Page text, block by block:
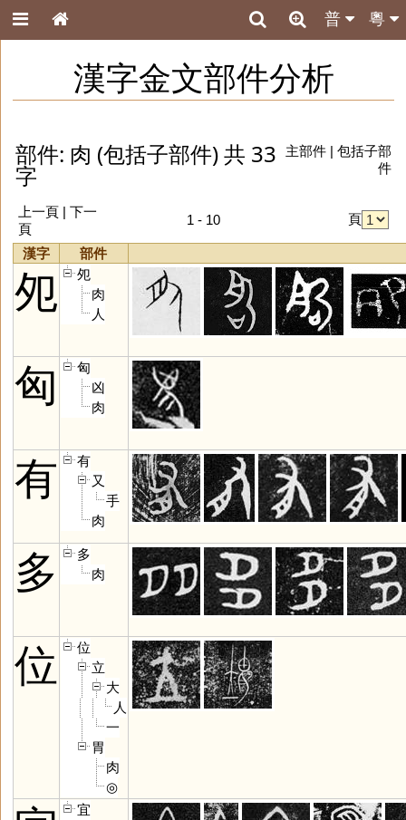
粵
普
漢字金文部件分析
部件: 肉 (包括子部件) 共 33
字
主部件| 包括子部
件
上一頁 | 下一
頁
1 - 10 頁
漢字 部件
夗
夗
肉
人
匈
匈
凶
肉
有
有
又
手
肉
多
多
肉
位
位
立
大
人
一
胃
肉
◎
宜